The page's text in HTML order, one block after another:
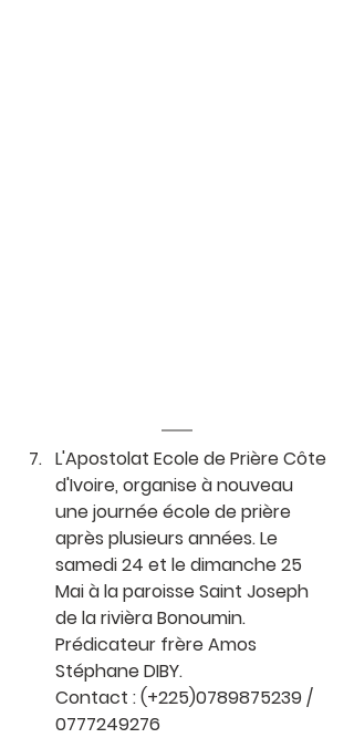
L'Apostolat Ecole de Prière Côte
d'Ivoire, organise à nouveau
une journée école de prière
après plusieurs années. Le
samedi 24 et le dimanche 25
Mai à la paroisse Saint Joseph
de la rivièra Bonoumin.
Prédicateur frère Amos
Stéphane DIBY.
Contact : (+225)0789875239 /
0777249276